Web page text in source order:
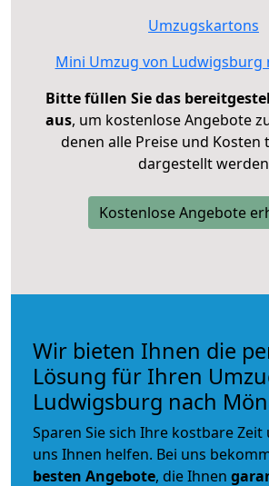
Umzugskartons
Mini Umzug von Ludwigsburg
Bitte füllen Sie das
aus, um kostenlose Angebote
denen alle Preise und Kosten
dargestellt werden
Kostenlose Angebote
Wir bieten Ihnen die
Lösung für Ihren
Ludwigsburg nach
Sparen Sie sich Ihre kostbare Zeit
uns Ihnen helfen. Bei uns
besten Angebote, die Ihnen